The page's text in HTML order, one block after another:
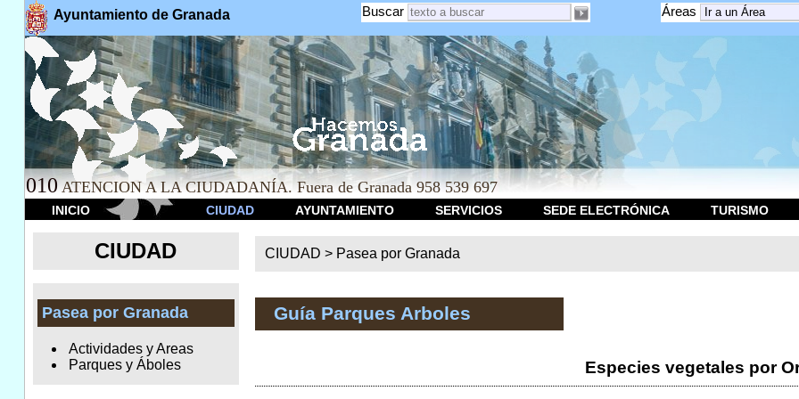
Ayuntamiento de Granada Áreas
Buscar
010 ATENCION A LA CIUDADANÍA. Fuera de Granada 958 539 697
INICIO CIUDAD AYUNTAMIENTO SERVICIOS SEDE ELECTRÓNICA TURISMO
CIUDAD
Pasea por Granada
Actividades y Areas
Parques y Áboles
CIUDAD > Pasea por Granada
Guía Parques Arboles
Especies vegetales por